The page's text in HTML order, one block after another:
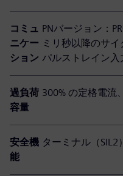
コミュ
ニケー
ション
PNバージョン：
ミリ秒以降のサイ
パルストレイン入
過負荷
容量
300% の定格電流
安全機
能
ターミナル（SIL2